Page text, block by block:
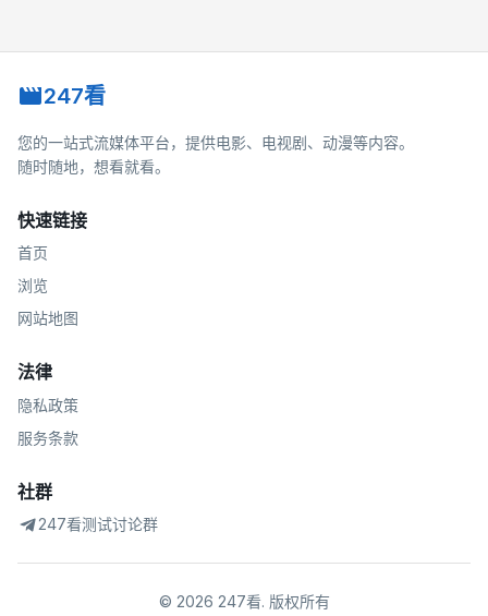
247看
您的一站式流媒体平台，提供电影、电视剧、动漫等内容。
随时随地，想看就看。
快速链接
首页
浏览
网站地图
法律
隐私政策
服务条款
社群
247看测试讨论群
© 2026 247看. 版权所有